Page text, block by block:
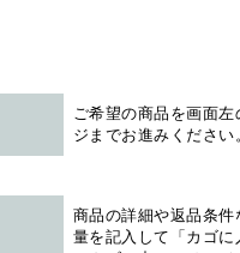
ご希望の商品を画面
ジまでお進みください
商品の詳細や返品条
量を記入して「カゴ